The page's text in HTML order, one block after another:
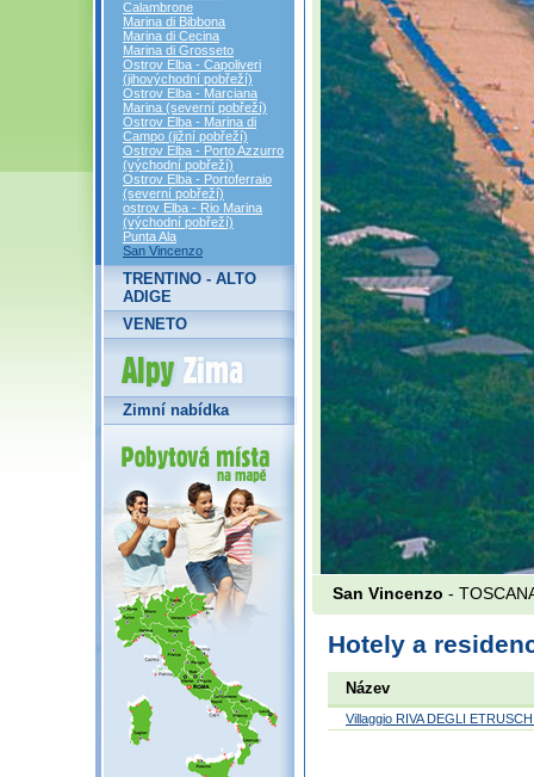
San Vincenzo -
Hotely a
Název
Villaggio RIVA DEGLI
Calambrone
Marina di Bibbona
Marina di Cecina
Marina di Grosseto
Ostrov Elba - Capoliveri
(jihovýchodní pobřeží)
Ostrov Elba - Marciana
Marina (severní pobřeží)
Ostrov Elba - Marina di
Campo (jižní pobřeží)
Ostrov Elba - Porto Azzurro
(východní pobřeží)
Ostrov Elba - Portoferraio
(severní pobřeží)
ostrov Elba - Rio Marina
(východní pobřeží)
Punta Ala
San Vincenzo
TRENTINO - ALTO
ADIGE
VENETO
Alpy Zima
Zimní nabídka